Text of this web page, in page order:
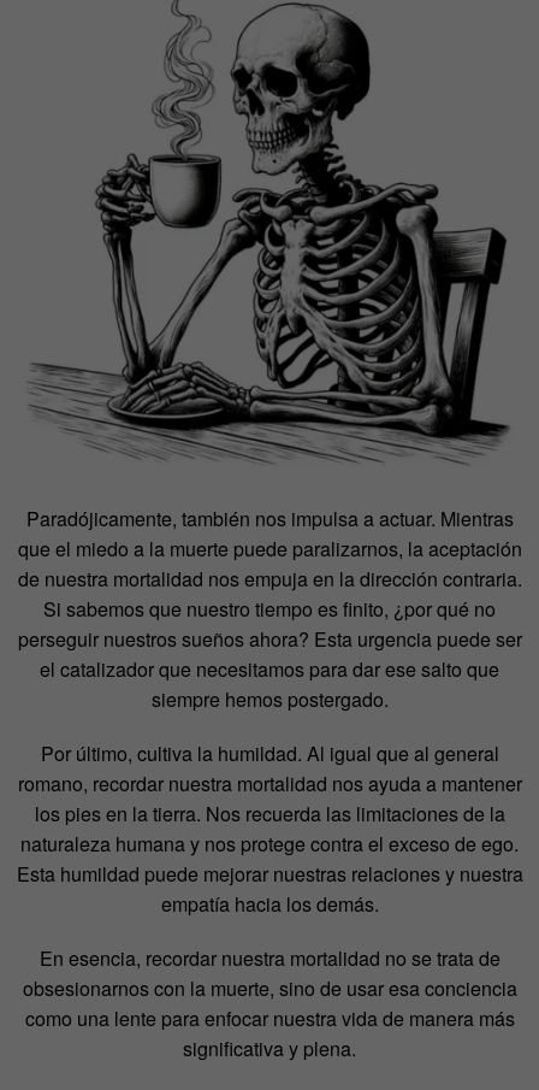
Paradójicamente, también nos impulsa a actuar. Mientras
que el miedo a la muerte puede paralizarnos, la aceptación
de nuestra mortalidad nos empuja en la dirección contraria.
Si sabemos que nuestro tiempo es finito, ¿por qué no
perseguir nuestros sueños ahora? Esta urgencia puede ser
el catalizador que necesitamos para dar ese salto que
siempre hemos postergado.
Por último, cultiva la humildad. Al igual que al general
romano, recordar nuestra mortalidad nos ayuda a mantener
los pies en la tierra. Nos recuerda las limitaciones de la
naturaleza humana y nos protege contra el exceso de ego.
Esta humildad puede mejorar nuestras relaciones y nuestra
empatía hacia los demás.
En esencia, recordar nuestra mortalidad no se trata de
obsesionarnos con la muerte, sino de usar esa conciencia
como una lente para enfocar nuestra vida de manera más
significativa y plena.